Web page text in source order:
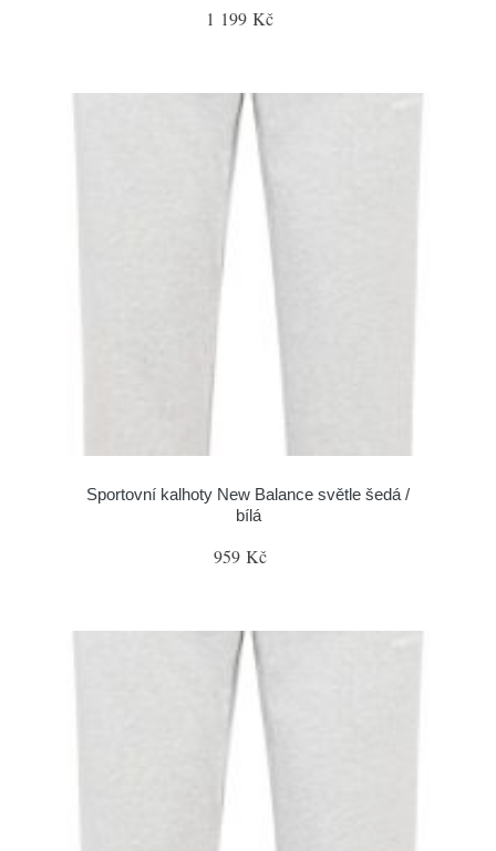
1 199 Kč
Sportovní kalhoty New Balance světle šedá /
bílá
959 Kč